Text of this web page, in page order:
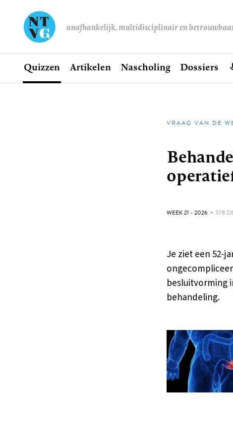
onafhankelijk, multidisciplinair en
Hoofdnavigatie
Home
Quizzen Artikelen Nascholing Dossiers
VRAAG VAN DE
GEPUBLICEERD:
WEEK 21 - 2026 578
Je ziet een 52-
besluitvorming
behandeling.